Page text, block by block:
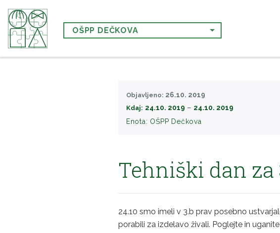
OŠPP DEČKOVA
Objavljeno: 26.10. 2019
Kdaj: 24.10. 2019 − 24.10. 2019
Enota: OŠPP Dečkova
Tehniški dan za
24.10 smo imeli v 3.b prav posebno
porabili za izdelavo živali. Poglejte in